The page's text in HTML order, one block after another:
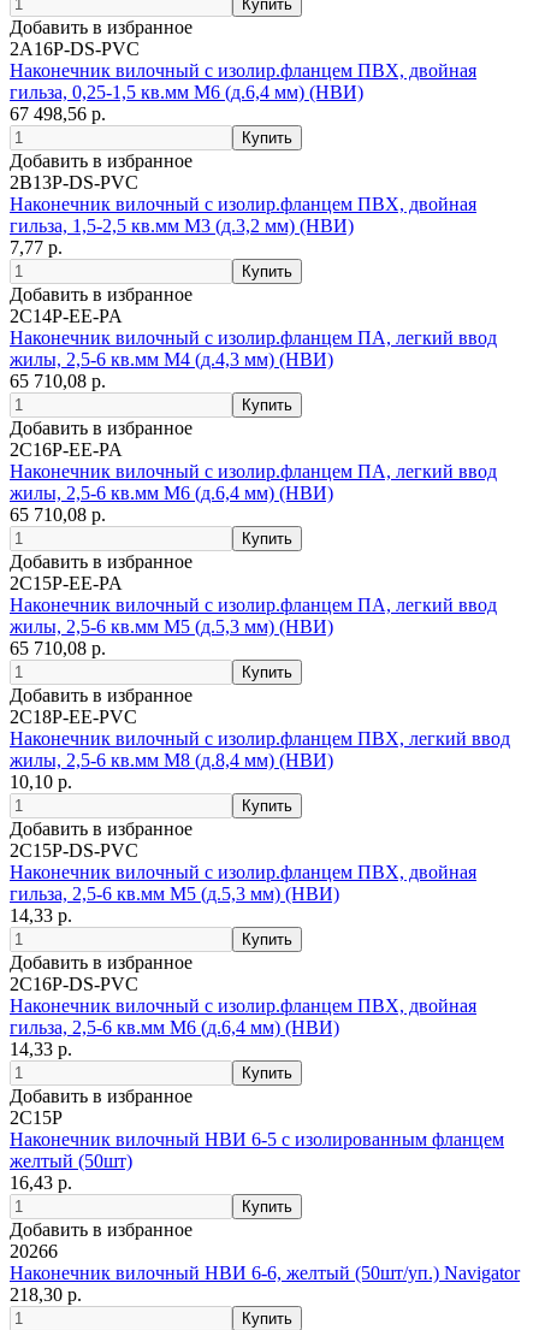
Добавить в избранное
2A16P-DS-PVC
Наконечник вилочный с изолир.фланцем ПВХ, двойная
гильза, 0,25-1,5 кв.мм М6 (д.6,4 мм) (НВИ)
67 498,56 р.
Добавить в избранное
2B13P-DS-PVC
Наконечник вилочный с изолир.фланцем ПВХ, двойная
гильза, 1,5-2,5 кв.мм М3 (д.3,2 мм) (НВИ)
7,77 р.
Добавить в избранное
2C14P-EE-PA
Наконечник вилочный с изолир.фланцем ПА, легкий ввод
жилы, 2,5-6 кв.мм М4 (д.4,3 мм) (НВИ)
65 710,08 р.
Добавить в избранное
2C16P-EE-PA
Наконечник вилочный с изолир.фланцем ПА, легкий ввод
жилы, 2,5-6 кв.мм М6 (д.6,4 мм) (НВИ)
65 710,08 р.
Добавить в избранное
2C15P-EE-PA
Наконечник вилочный с изолир.фланцем ПА, легкий ввод
жилы, 2,5-6 кв.мм М5 (д.5,3 мм) (НВИ)
65 710,08 р.
Добавить в избранное
2C18P-EE-PVC
Наконечник вилочный с изолир.фланцем ПВХ, легкий ввод
жилы, 2,5-6 кв.мм М8 (д.8,4 мм) (НВИ)
10,10 р.
Добавить в избранное
2C15P-DS-PVC
Наконечник вилочный с изолир.фланцем ПВХ, двойная
гильза, 2,5-6 кв.мм М5 (д.5,3 мм) (НВИ)
14,33 р.
Добавить в избранное
2C16P-DS-PVC
Наконечник вилочный с изолир.фланцем ПВХ, двойная
гильза, 2,5-6 кв.мм М6 (д.6,4 мм) (НВИ)
14,33 р.
Добавить в избранное
2C15P
Наконечник вилочный НВИ 6-5 с изолированным фланцем
желтый (50шт)
16,43 р.
Добавить в избранное
20266
Наконечник вилочный НВИ 6-6, желтый (50шт/уп.) Navigator
218,30 р.